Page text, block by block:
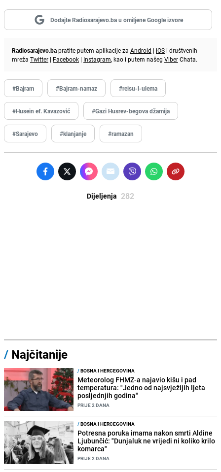
Dodajte Radiosarajevo.ba u omiljene Google izvore
Radiosarajevo.bapratite putem aplikacije za Android | iOS i društvenih
mreža Twitter | Facebook | Instagram, kao i putem našeg ViberChata.
#Bajram #Bajram-namaz #reisu-l-ulema
#Husein ef. Kavazović #Gazi Husrev-begova džamija
#Sarajevo #klanjanje #ramazan
Dijeljenja 282
/ Najčitanije
/BOSNA I HERCEGOVINA
Meteorolog FHMZ-a najavio kišu i pad
temperatura: "Jedno od najsvježijih ljeta
posljednjih godina"
PRIJE 2 DANA
/BOSNA I HERCEGOVINA
Potresna poruka imama nakon smrti Aldine
Ljubunčić: "Dunjaluk ne vrijedi ni koliko krilo
komarca"
PRIJE 2 DANA